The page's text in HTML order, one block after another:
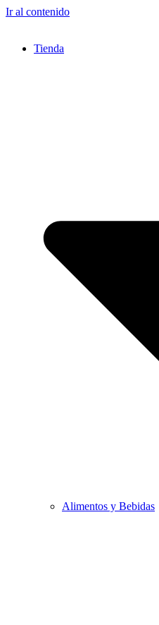
Ir al contenido
Tienda
Alimentos y Bebidas